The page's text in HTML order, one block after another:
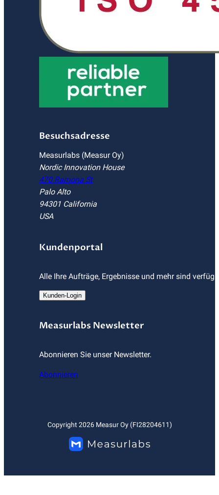
Besuchsadresse
Measurlabs (Measur Oy)
Nordic Innovation House
470 Ramona St
Palo Alto
94301 California
USA
Kundenportal
Alle Ihre Aufträge, Ergebnisse und mehr sind
Kunden-Login
Measurlabs Newsletter
Abonnieren Sie unser Newsletter.
Abonnieren
Copyright 2026Measur Oy (FI28204611)